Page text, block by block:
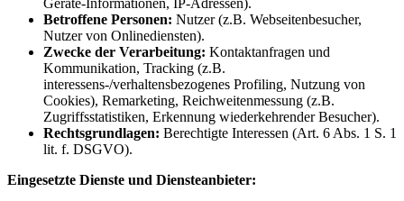
Betroffene Personen: Nutzer (z.B. Webseitenbesucher,
Nutzer von Onlinediensten).
Zwecke der Verarbeitung: Kontaktanfragen und
Kommunikation, Tracking (z.B.
interessens-/verhaltensbezogenes Profiling, Nutzung von
Cookies), Remarketing, Reichweitenmessung (z.B.
Zugriffsstatistiken, Erkennung wiederkehrender Besucher).
Rechtsgrundlagen: Berechtigte Interessen (Art. 6 Abs. 1 S. 1
lit. f. DSGVO).
Eingesetzte Dienste und Diensteanbieter: